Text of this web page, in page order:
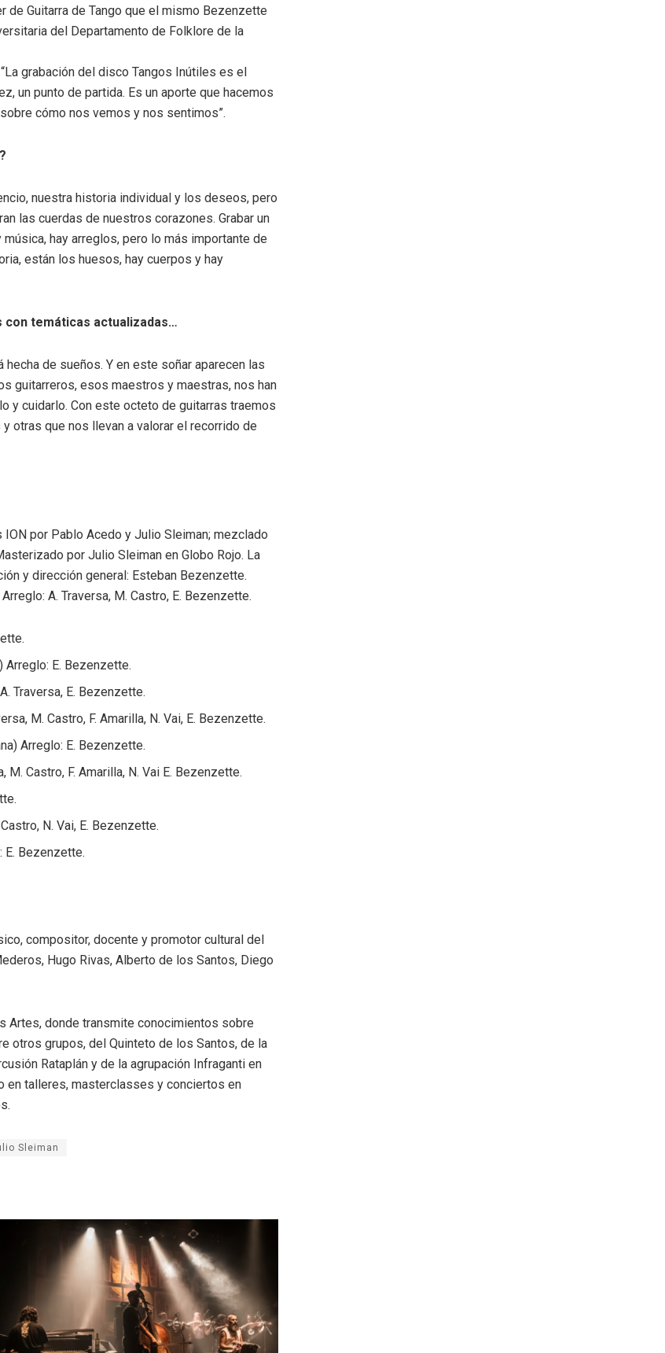
Guitarra de Tango que el mismo Bezenzette
del Departamento de Folklore de la
grabación del disco Tangos Inútiles es el
un punto de partida. Es un aporte que hacemos
cómo nos vemos y nos sentimos”.
nuestra historia individual y los deseos, pero
las cuerdas de nuestros corazones. Grabar un
hay arreglos, pero lo más importante de
están los huesos, hay cuerpos y hay
con temáticas actualizadas…
de sueños. Y en este soñar aparecen las
guitarreros, esos maestros y maestras, nos han
y cuidarlo. Con este octeto de guitarras traemos
otras que nos llevan a valorar el recorrido de
por Pablo Acedo y Julio Sleiman; mezclado
por Julio Sleiman en Globo Rojo. La
y dirección general: Esteban Bezenzette.
A. Traversa, M. Castro, E. Bezenzette.
Arreglo: E. Bezenzette.
Traversa, E. Bezenzette.
M. Castro, F. Amarilla, N. Vai, E. Bezenzette.
Arreglo: E. Bezenzette.
M. Castro, F. Amarilla, N. Vai E. Bezenzette.
N. Vai, E. Bezenzette.
E. Bezenzette.
compositor, docente y promotor cultural del
Hugo Rivas, Alberto de los Santos, Diego
Artes, donde transmite conocimientos sobre
otros grupos, del Quinteto de los Santos, de la
Rataplán y de la agrupación Infraganti en
en talleres, masterclasses y conciertos en
Sleiman